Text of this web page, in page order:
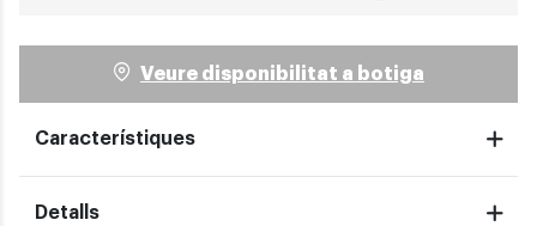
Veure disponibilitat a botiga
Característiques
Detalls